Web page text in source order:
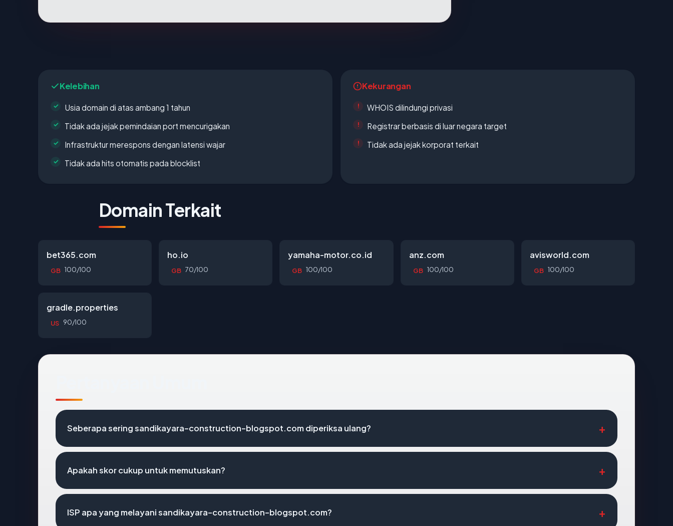
Kelebihan
Usia domain di atas ambang 1 tahun
Tidak ada jejak pemindaian port mencurigakan
Infrastruktur merespons dengan latensi wajar
Tidak ada hits otomatis pada blocklist
Kekurangan
WHOIS dilindungi privasi
Registrar berbasis di luar negara target
Tidak ada jejak korporat terkait
Domain Terkait
bet365.com
GB 100/100
ho.io
GB 70/100
yamaha-motor.co.id
GB 100/100
anz.com
GB 100/100
avisworld.com
GB 100/100
gradle.properties
US 90/100
Seberapa sering sandikayara-construction-blogspot.com diperiksa ulang?
Apakah skor cukup untuk memutuskan?
ISP apa yang melayani sandikayara-construction-blogspot.com?